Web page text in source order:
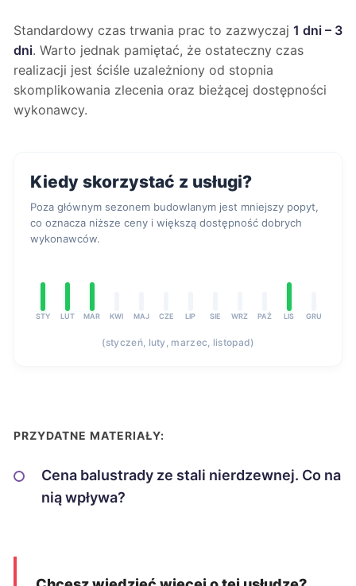
Standardowy czas trwania prac to zazwyczaj 1 dni – 3
dni. Warto jednak pamiętać, że ostateczny czas
realizacji jest ściśle uzależniony od stopnia
skomplikowania zlecenia oraz bieżącej dostępności
wykonawcy.
Kiedy skorzystać z usługi?
Poza głównym sezonem budowlanym jest mniejszy popyt,
co oznacza niższe ceny i większą dostępność dobrych
wykonawców.
STY LUT MAR KWI MAJ CZE LIP SIE WRZ PAŹ LIS GRU
(styczeń, luty, marzec, listopad)
PRZYDATNE MATERIAŁY:
Cena balustrady ze stali nierdzewnej. Co na
nią wpływa?